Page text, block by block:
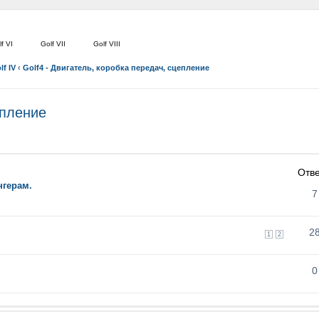
VI Golf VII Golf VIII
IV ‹ Golf4 - Двигатель, коробка передач, сцепление
7
1 2 28
0